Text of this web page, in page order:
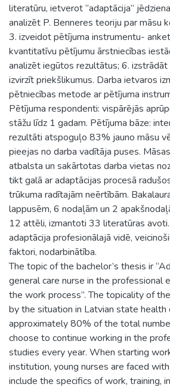
literatūru, ietverot “adaptācija”
analizēt P. Benneres teoriju par māsu
3. izveidot pētījuma instrumentu-
kvantitatīvu pētījumu ārstniecības
analizēt iegūtos rezultātus; 6. izstrādāt
izvirzīt priekšlikumus. Darba ietvaros
pētniecības metode ar pētījuma
Pētījuma respondenti: vispārējās
stāžu līdz 1 gadam. Pētījuma bāze:
rezultāti atspoguļo 83% jauno māsu
pieejas no darba vadītāja puses.
atbalsta un sakārtotas darba vietas
tikt galā ar adaptācijas procesā
trūkuma radītajām neērtībām.
lappusēm, 6 nodaļām un 2
12 attēli, izmantoti 33 literatūras
adaptācija profesionālajā vidē,
faktori, nodarbinātība.
The topic of the bachelor’s thesis ir
general care nurse in the professional
the work process”. The topicality of
by the situation in Latvian state health
approximately 80% of the total
choose to continue working in the
studies every year. When starting
institution, young nurses are faced
include the specifics of work, training,